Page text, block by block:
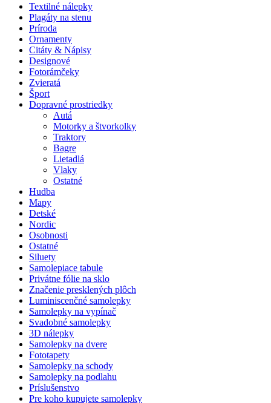
Textilné nálepky
Plagáty na stenu
Príroda
Ornamenty
Citáty & Nápisy
Designové
Fotorámčeky
Zvieratá
Šport
Dopravné prostriedky
Autá
Motorky a štvorkolky
Traktory
Bagre
Lietadlá
Vlaky
Ostatné
Hudba
Mapy
Detské
Nordic
Osobnosti
Ostatné
Siluety
Samolepiace tabule
Privátne fólie na sklo
Značenie presklených plôch
Luminiscenčné samolepky
Samolepky na vypínač
Svadobné samolepky
3D nálepky
Samolepky na dvere
Fototapety
Samolepky na schody
Samolepky na podlahu
Príslušenstvo
Pre koho kupujete samolepky